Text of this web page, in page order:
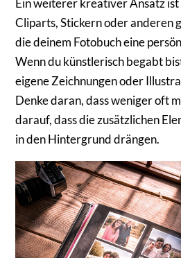
Ein weiterer kreativer Ansatz
Cliparts, Stickern oder anderen
die deinem Fotobuch eine
Wenn du künstlerisch begabt
eigene Zeichnungen oder
Denke daran, dass weniger oft
darauf, dass die zusätzlichen
in den Hintergrund drängen.